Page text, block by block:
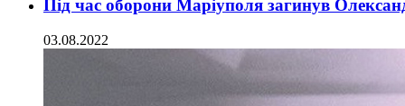
Під час оборони Маріуполя загинув
03.08.2022